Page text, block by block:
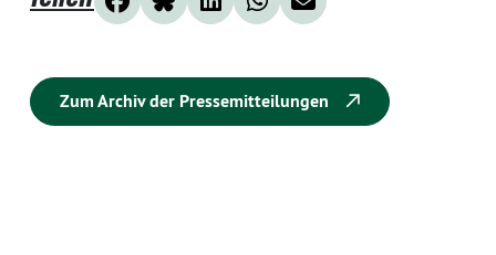
Zum Archiv der Pressemitteilungen